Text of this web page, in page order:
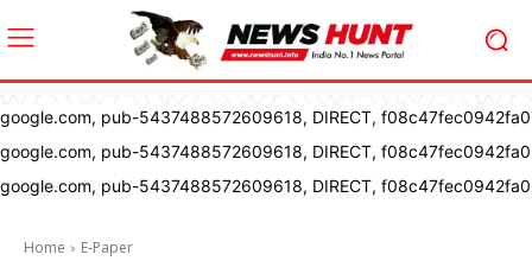
google.com, pub-5437488572609618, DIRECT, f08c47fec0942fa0
google.com, pub-5437488572609618, DIRECT, f08c47fec0942fa0
google.com, pub-5437488572609618, DIRECT, f08c47fec0942fa0
Home E-Paper